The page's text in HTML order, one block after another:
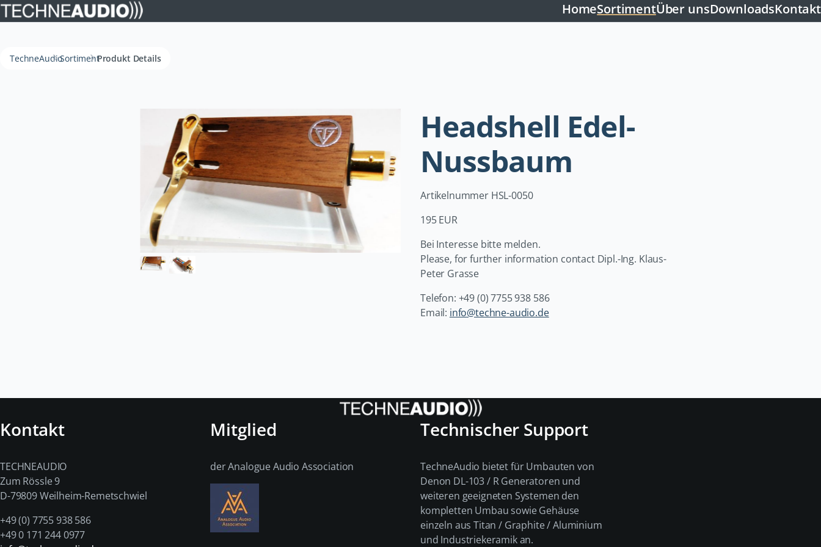
überspringen
HomeSortimentÜber unsDownloadsKontakt
TechneAudioSortimentProdukt Details
Headshell Edel-
Nussbaum
Artikelnummer HSL-0050
195 EUR
Bei Interesse bitte melden.
Please, for further information contact Dipl.-Ing. Klaus-
Peter Grasse
Telefon: +49 (0) 7755 938 586
Email: info@techne-audio.de
Kontakt
TECHNEAUDIO
Zum Rössle 9
D-79809 Weilheim-Remetschwiel
+49 (0) 7755 938 586
+49 0 171 244 0977
Mitglied
der Analogue Audio Association
Technischer Support
TechneAudio bietet für Umbauten von
Denon DL-103 / R Generatoren und
weiteren geeigneten Systemen den
kompletten Umbau sowie Gehäuse
einzeln aus Titan / Graphite / Aluminium
und Industriekeramik an.